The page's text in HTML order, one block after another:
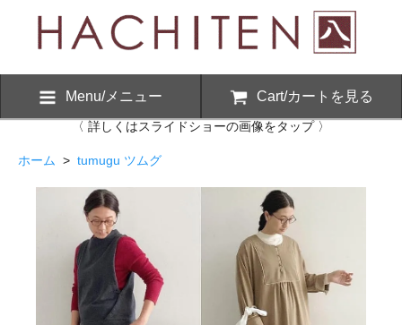
Menu/メニュー Cart/カートを見る
〈 詳しくはスライドショーの画像をタップ 〉
ホーム > tumugu ツムグ